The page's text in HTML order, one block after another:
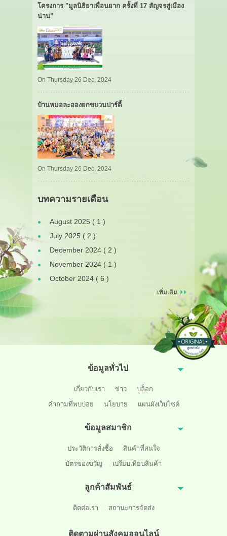
โครงการ "มูลนิธิยาเพื่อนยาก ครั้งที่ 17 สัญจรสู่เมือง
น่าน"
On Thursday 26 Dec, 2024
บ้านหมอละอองยกขบวนปาร์ตี้
On Thursday 26 Dec, 2024
บทความรายเดือน
August 2025 ( 1 )
July 2025 ( 2 )
December 2024 ( 2 )
November 2024 ( 1 )
October 2024 ( 6 )
เพิ่มเติม
ข้อมูลทั่วไป
เกี่ยวกับเรา ข่าว
บล็อก
คำถามที่พบบ่อย
นโยบาย แผนผังเว็บไซต์
ข้อมูลสมาชิก
ประวัติการสั่งซื้อ
สินค้าที่สนใจ
บัตรของขวัญ
เปรียบเทียบสินค้า
ลูกค้าสัมพันธ์
ติดต่อเรา สถานะการจัดส่ง
ติดตามผ่านสังคมออนไลน์